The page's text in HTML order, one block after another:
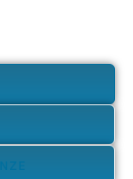
in alcun modo
di patologie o disturbi
sempre di rivolgersi al
è pienamente
qui presenti, sollevando
diretta o indiretta,